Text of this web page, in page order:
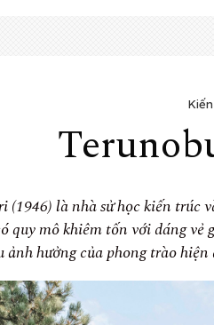
(1946) là nhà sử học kiến trúc
quy mô khiêm tốn với dáng
hưởng của phong trào hiện